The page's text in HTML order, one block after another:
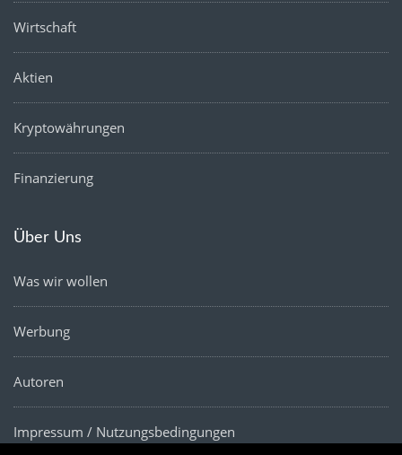
Wirtschaft
Aktien
Kryptowährungen
Finanzierung
Über Uns
Was wir wollen
Werbung
Autoren
Impressum / Nutzungsbedingungen